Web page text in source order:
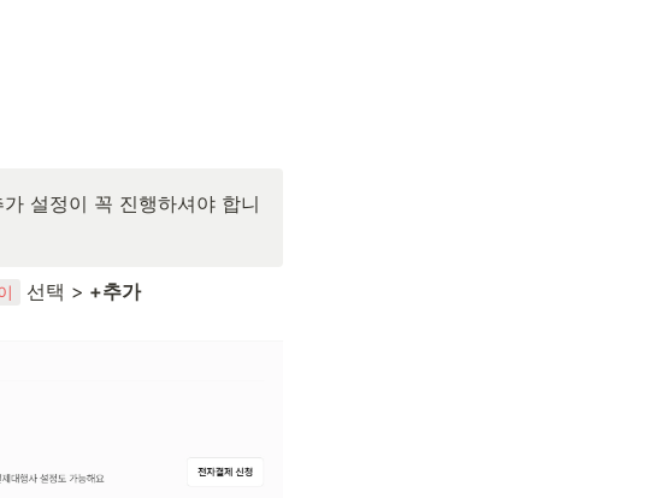
설정이 꼭 진행하셔야 합니
선택 > +추가